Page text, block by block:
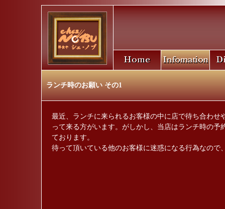
ランチ時のお願い その1
最近、ランチに来られるお客様の中に店で待ち合わ
って来る方がいます。がしかし、当店はランチ時の
ております。
待って頂いている他のお客様に迷惑になる行為なの